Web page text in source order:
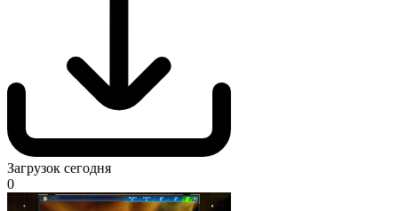
Загрузок сегодня
0